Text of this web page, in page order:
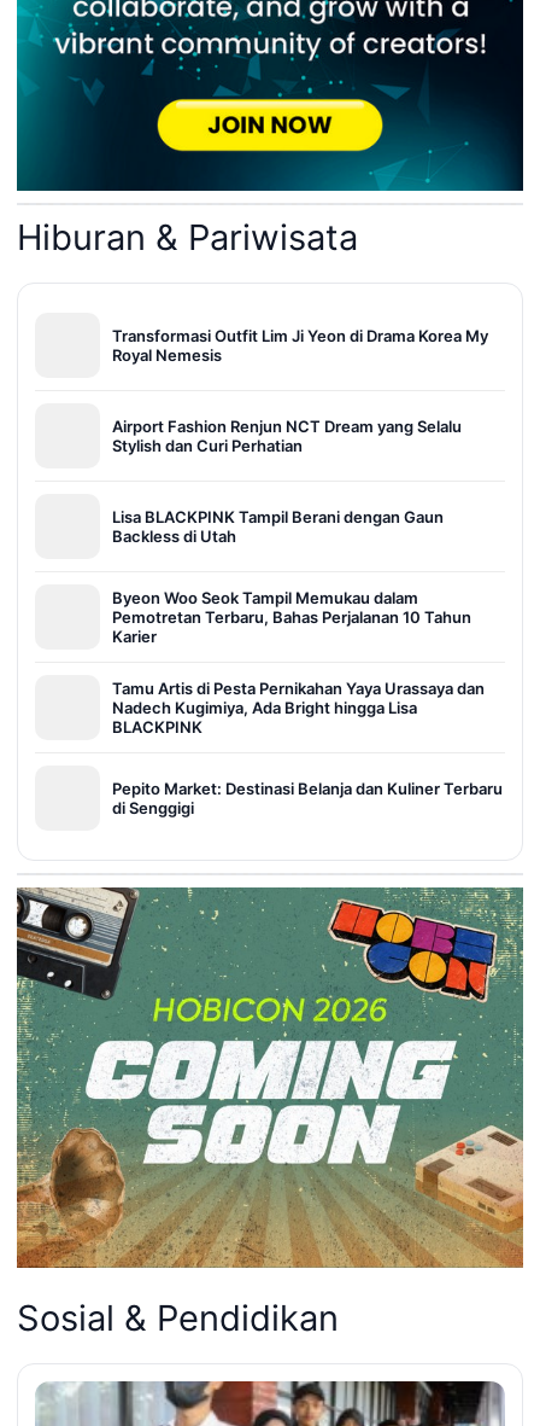
Hiburan & Pariwisata
Transformasi Outfit Lim Ji Yeon di Drama Korea My
Royal Nemesis
Airport Fashion Renjun NCT Dream yang Selalu
Stylish dan Curi Perhatian
Lisa BLACKPINK Tampil Berani dengan Gaun
Backless di Utah
Byeon Woo Seok Tampil Memukau dalam
Pemotretan Terbaru, Bahas Perjalanan 10 Tahun
Karier
Tamu Artis di Pesta Pernikahan Yaya Urassaya dan
Nadech Kugimiya, Ada Bright hingga Lisa
BLACKPINK
Pepito Market: Destinasi Belanja dan Kuliner Terbaru
di Senggigi
Sosial & Pendidikan